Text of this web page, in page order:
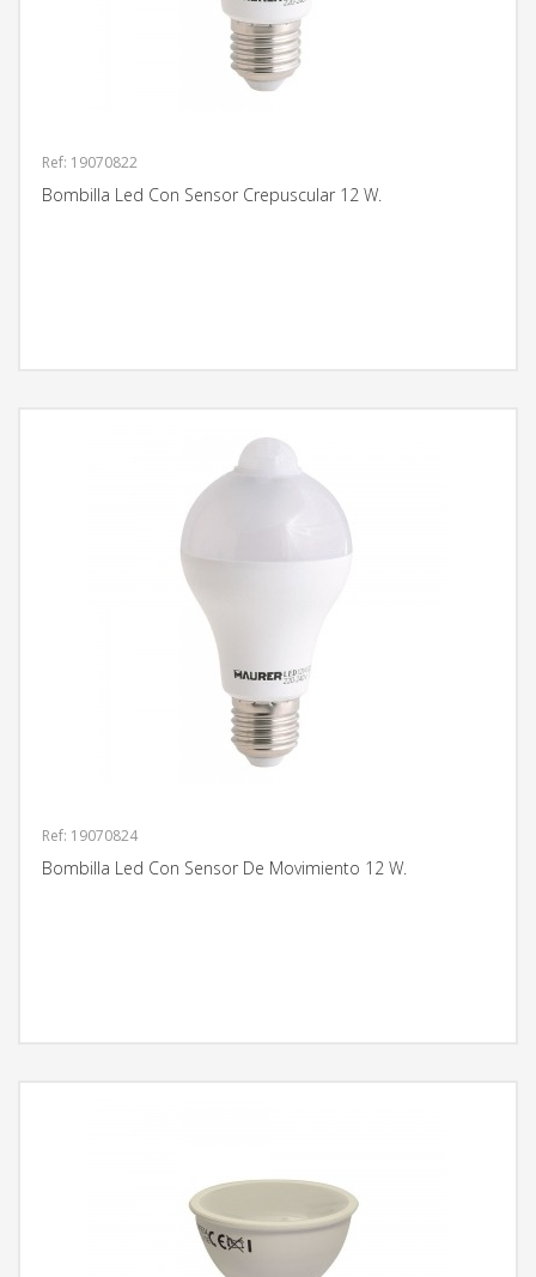
Ref: 19070822
Bombilla Led Con Sensor Crepuscular 12 W.
Ref: 19070824
Bombilla Led Con Sensor De Movimiento 12 W.